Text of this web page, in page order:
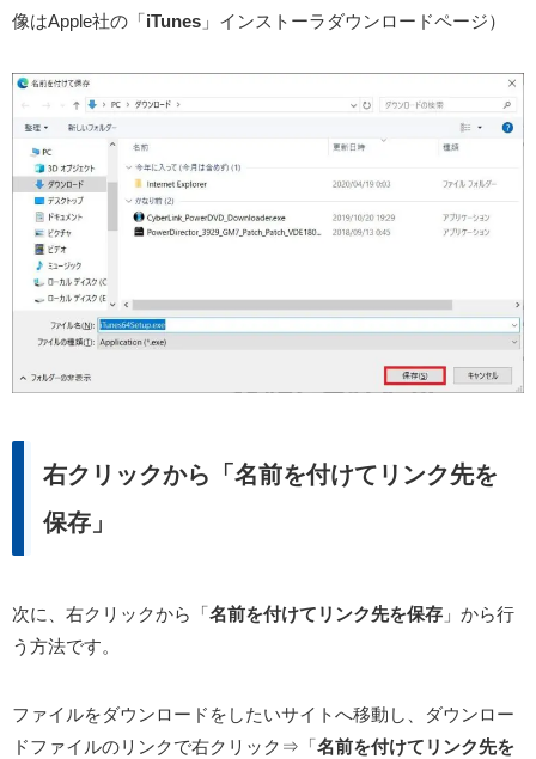
像はApple社の「iTunes 」インストーラダウンロードページ）
右クリックから「名前を付けてリンク先を
保存」
次に、右クリックから「名前を付けてリンク先を保存 」から行
う方法です。
ファイルをダウンロードをしたいサイトへ移動し、ダウンロー
ドファイルのリンクで右クリック⇒「名前を付けてリンク先を